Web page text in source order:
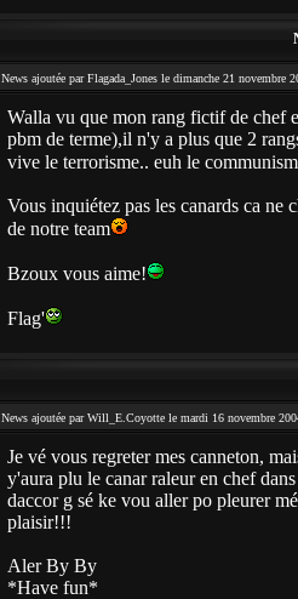
News ajoutée par Flagada_Jones le dimanche 21 novembre
Walla vu que mon rang fictif de chef
pbm de terme),il n'y a plus que 2
vive le terrorisme.. euh le
Vous inquiétez pas les canards ca ne
de notre team
Bzoux vous aime!
Flag'
News ajoutée par Will_E.Coyotte le mardi 16 novembre
Je vé vous regreter mes canneton,
y'aura plu le canar raleur en chef
daccor g sé ke vou aller po pleurer
plaisir!!!
Aler By By
*Have fun*